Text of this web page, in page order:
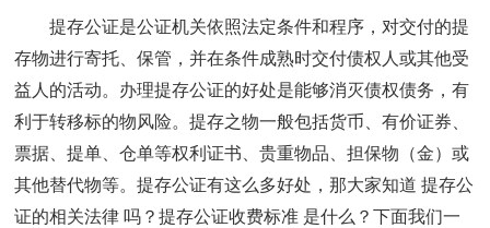
提存公证是公证机关依照法定条件和程序，对交付的提
存物进行寄托、保管，并在条件成熟时交付债权人或其他受
益人的活动。办理提存公证的好处是能够消灭债权债务，有
利于转移标的物风险。提存之物一般包括货币、有价证券、
票据、提单、仓单等权利证书、贵重物品、担保物（金）或
其他替代物等。提存公证有这么多好处，那大家知道 提存公
证的相关法律 吗？提存公证收费标准 是什么？下面我们一